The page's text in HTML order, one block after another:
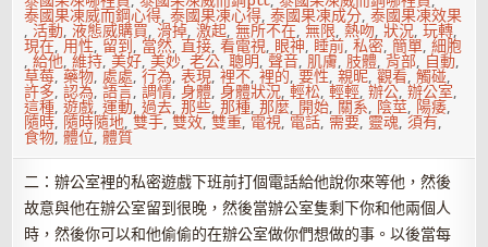
泰國果凍威而鋼心得,泰國果凍心得,泰國果凍成分,泰國果凍效果
,活動,液態威購買,滑掉,激起,無所不在,無限,熱吻,狀況,玩轉,
現在, 用性, 留到, 當然,直接,看電視, 眼神, 睡前,私密,簡單,細胞
,給他,維持,美好,美妙,老公,聰明,聲音,肌膚,肢體, 背部, 自動,
草莓,藥物,處處,行為,表現,裡不,裡的,要性,親昵,觀看,觸碰,
許多,認為,語言,調情,身體,身體狀況,輕松,輕輕,辦公,辦公室,
這種,遊戲,運動,過去,那些,那種,那麼, 開始, 關系, 陰莖, 陽痿,
隨時, 隨時隨地,雙手,雙效,雙重, 電視, 電話, 需要, 靈魂,須有,
食物,體位,體質
二：辦公室裡的私密遊戲下班前打個電話給他說你來等他，然後
故意與他在辦公室留到很晚，然後當辦公室隻剩下你和他兩個人
時，然後你可以和他偷偷的在辦公室做你們想做的事。以後當每